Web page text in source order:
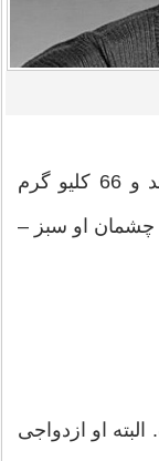
رضا کجااوغلو دارای 170 سانتی متر قد و 66 کلیو گرم
او سبز –
او ازدواجی